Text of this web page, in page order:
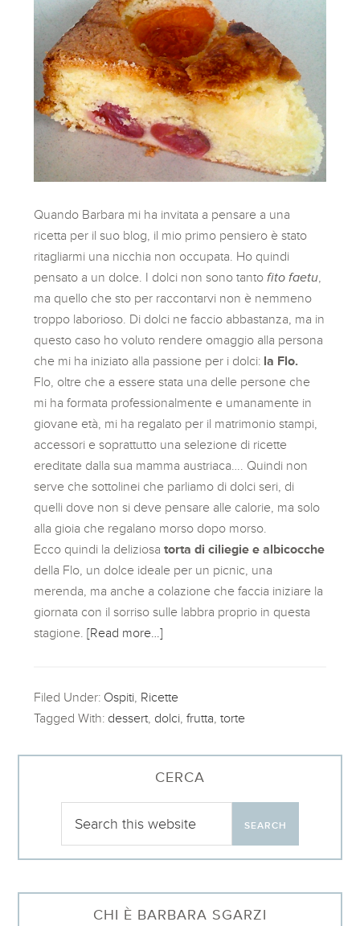
Quando Barbara mi ha invitata a pensare a una
ricetta per il suo blog, il mio primo pensiero è stato
ritagliarmi una nicchia non occupata. Ho quindi
pensato a un dolce. I dolci non sono tantofito faetu,
ma quello che sto per raccontarvi non è nemmeno
troppo laborioso. Di dolci ne faccio abbastanza, ma in
questo caso ho voluto rendere omaggio alla persona
che mi ha iniziato alla passione per i dolci: la Flo.
Flo, oltre che a essere stata una delle persone che
mi ha formata professionalmente e umanamente in
giovane età, mi ha regalato per il matrimonio stampi,
accessori e soprattutto una selezione di ricette
ereditate dalla sua mamma austriaca…. Quindi non
serve che sottolinei che parliamo di dolci seri, di
quelli dove non si deve pensare alle calorie, ma solo
alla gioia che regalano morso dopo morso.
Ecco quindi la deliziosatorta di ciliegie e albicocche
della Flo, un dolce ideale per un picnic, una
merenda, ma anche a colazione che faccia iniziare la
giornata con il sorriso sulle labbra proprio in questa
stagione.[Read more…]
Filed Under: Ospiti, Ricette
Tagged With: dessert, dolci,frutta,torte
CERCA
CHI È BARBARA SGARZI